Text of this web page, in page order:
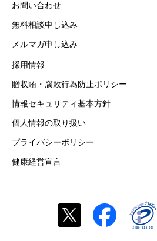
お問い合わせ
無料相談申し込み
メルマガ申し込み
採用情報
贈収賄・腐敗行為防止ポリシー
情報セキュリティ基本方針
個人情報の取り扱い
プライバシーポリシー
健康経営宣言